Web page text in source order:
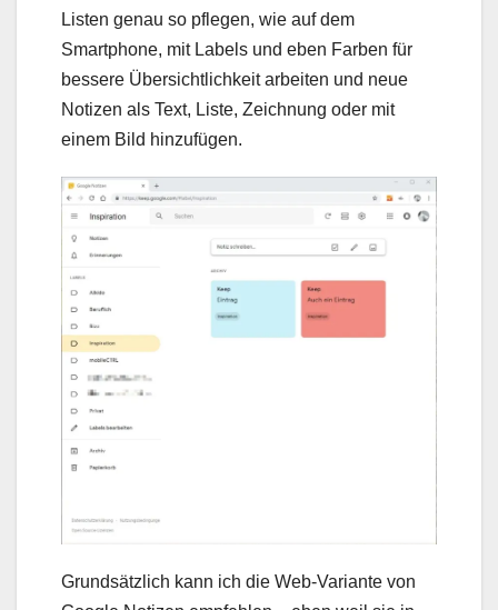
Listen genau so pflegen, wie auf dem
Smartphone, mit Labels und eben Farben für
bessere Übersichtlichkeit arbeiten und neue
Notizen als Text, Liste, Zeichnung oder mit
einem Bild hinzufügen.
Grundsätzlich kann ich die Web-Variante von